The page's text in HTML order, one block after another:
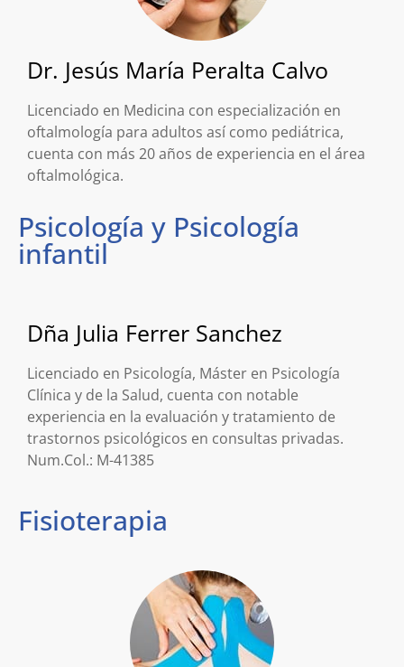
Dr. Jesús María Peralta Calvo
Licenciado en Medicina con especialización en
oftalmología para adultos así como pediátrica,
cuenta con más 20 años de experiencia en el área
oftalmológica.
Psicología y Psicología
infantil
Dña Julia Ferrer Sanchez
Licenciado en Psicología, Máster en Psicología
Clínica y de la Salud, cuenta con notable
experiencia en la evaluación y tratamiento de
trastornos psicológicos en consultas privadas.
Num.Col.: M-41385
Fisioterapia